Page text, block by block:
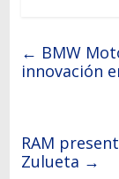
← BMW
innovación
RAM
Zulueta →